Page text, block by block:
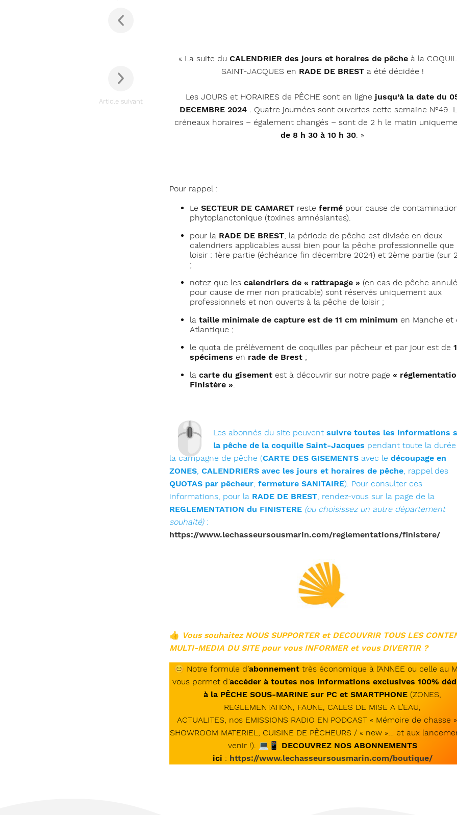
Article suivant
« La suite du CALENDRIER des jours et horaires de pêcheà la
SAINT-JACQUES en RADE DE BREST a été décidée !
Les JOURS et HORAIRES de PÊCHE sont en ligne jusqu’à la date du
DECEMBRE 2024. Quatre journées sont ouvertes cette semaine N°49.
créneaux horaires – également changés – sont de 2 h le matin
de 8 h 30 à 10 h 30. »
Pour rappel :
Le SECTEUR DE CAMARET reste fermé pour cause de
phytoplanctonique (toxines amnésiantes).
pour la RADE DE BREST, la période de pêche est divisée en deux
calendriers applicables aussi bien pour la pêche professionnelle que
loisir : 1ère partie (échéance fin décembre 2024) et 2ème partie (sur
;
notez que les calendriers de « rattrapage » (en cas de pêche
pour cause de mer non praticable) sont réservés uniquement aux
professionnels et non ouverts à la pêche de loisir ;
la taille minimale de capture est de 11 cm minimum en Manche et
Atlantique ;
le quota de prélèvement de coquilles par pêcheur et par jour est de
spécimens en rade de Brest ;
la carte du gisement est à découvrir sur notre page «
Finistère ».
🖱 Les abonnés du site peuventsuivre toutes les informations
la pêche de la coquille Saint-Jacques pendant toute la
la campagne de pêche (CARTE DES GISEMENTS avec le découpage en
ZONES, CALENDRIERS avec les jours et horaires de pêche, rappel des
QUOTAS par pêcheur, fermeture SANITAIRE). Pour consulter ces
informations, pour la RADE DE BREST, rendez-vous sur la page de la
REGLEMENTATION du FINISTERE (ou choisissez un autre département
souhaité) :
https://www.lechasseursousmarin.com/reglementations/finistere/
👍 Vous souhaitez NOUS SUPPORTER et DECOUVRIR TOUS LES
MULTI-MEDIA DU SITE pour vous INFORMER et vous DIVERTIR ?
😊 Notre formule d’abonnementtrès économique à l’ANNEE ou celle au
vous permet d’accéder à toutes nos informations exclusives 100%
à la PÊCHE SOUS-MARINE sur PC et SMARTPHONE (ZONES,
REGLEMENTATION, FAUNE, CALES DE MISE A L’EAU,
ACTUALITES, nos EMISSIONS RADIO EN PODCAST « Mémoire de chasse
SHOWROOM MATERIEL, CUISINE DE PÊCHEURS / « new »… et aux
venir !). 💻📱 DECOUVREZ NOS ABONNEMENTS
ici : https://www.lechasseursousmarin.com/boutique/